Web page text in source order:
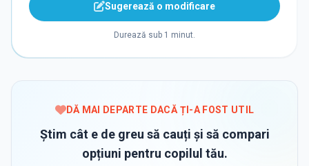
Sugerează o modificare
Durează sub 1 minut.
DĂ MAI DEPARTE DACĂ ȚI-A FOST UTIL
Știm cât e de greu să cauți și să compari
opțiuni pentru copilul tău.